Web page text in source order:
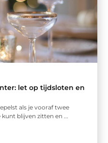
let op tijdsloten en
als je vooraf twee
blijven zitten en ...